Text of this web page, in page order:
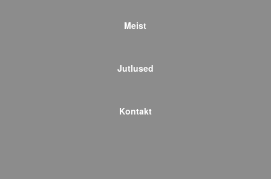
Meist
Jutlused
Kontakt